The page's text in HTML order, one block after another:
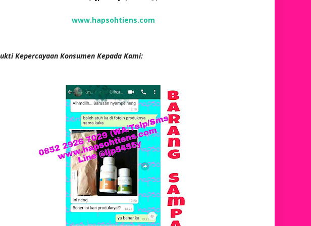
www.hapsohtiens.com
Kepercayaan Konsumen Kepada Kami: